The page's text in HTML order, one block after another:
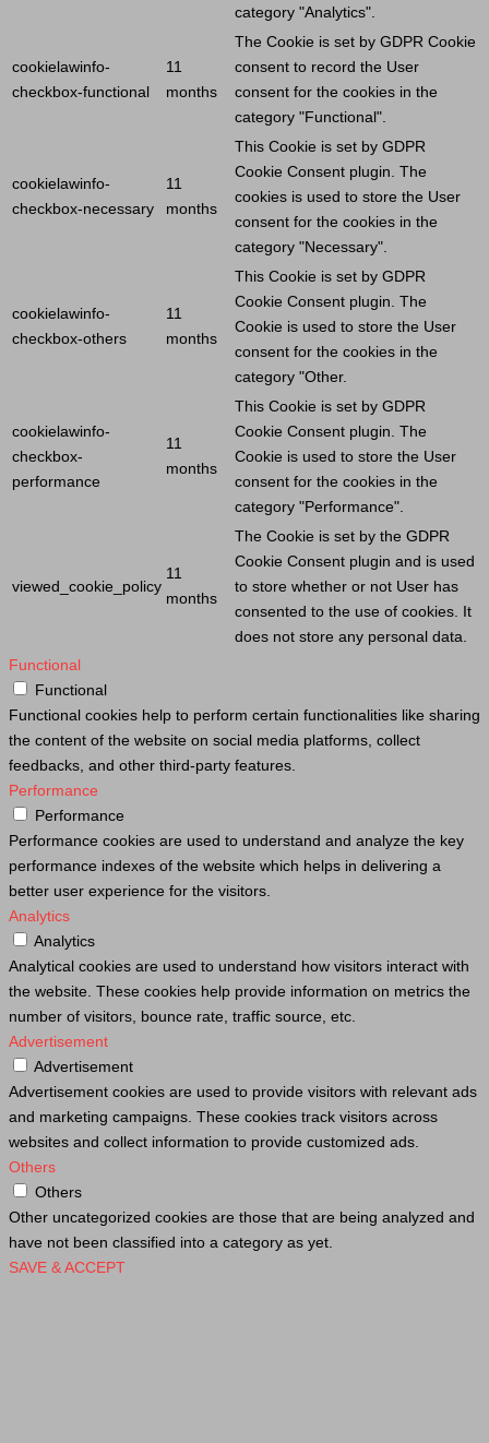
category "Analytics".
cookielawinfo-
checkbox-functional
11
months
The Cookie is set by GDPR Cookie
consent to record the User
consent for the cookies in the
category "Functional".
cookielawinfo-
checkbox-necessary
11
months
This Cookie is set by GDPR
Cookie Consent plugin. The
cookies is used to store the User
consent for the cookies in the
category "Necessary".
cookielawinfo-
checkbox-others
11
months
This Cookie is set by GDPR
Cookie Consent plugin. The
Cookie is used to store the User
consent for the cookies in the
category "Other.
cookielawinfo-
checkbox-
performance
11
months
This Cookie is set by GDPR
Cookie Consent plugin. The
Cookie is used to store the User
consent for the cookies in the
category "Performance".
viewed_cookie_policy
11
months
The Cookie is set by the GDPR
Cookie Consent plugin and is used
to store whether or not User has
consented to the use of cookies. It
does not store any personal data.
Functional
Functional
Functional cookies help to perform certain functionalities like sharing
the content of the website on social media platforms, collect
feedbacks, and other third-party features.
Performance
Performance
Performance cookies are used to understand and analyze the key
performance indexes of the website which helps in delivering a
better user experience for the visitors.
Analytics
Analytics
Analytical cookies are used to understand how visitors interact with
the website. These cookies help provide information on metrics the
number of visitors, bounce rate, traffic source, etc.
Advertisement
Advertisement
Advertisement cookies are used to provide visitors with relevant ads
and marketing campaigns. These cookies track visitors across
websites and collect information to provide customized ads.
Others
Others
Other uncategorized cookies are those that are being analyzed and
have not been classified into a category as yet.
SAVE & ACCEPT